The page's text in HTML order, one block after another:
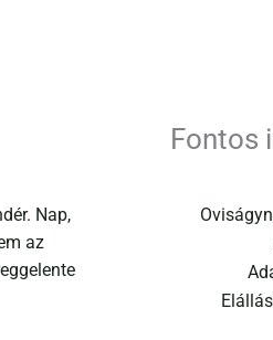
Nap,
az
Fontos